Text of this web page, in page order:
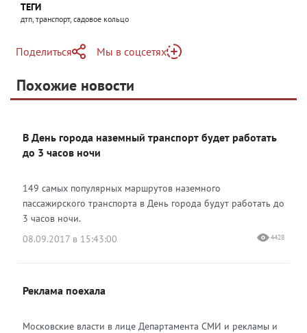
ТЕГИ
дтп, транспорт, садовое кольцо
Поделиться
Telegram
Одноклассники
Мы в соцсетях
Яндекс Дзен
Похожие новости
В День города наземный транспорт будет работать
до 3 часов ночи
149 самых популярных маршрутов наземного
пассажирского транспорта в День города будут работать до
3 часов ночи.
08.09.2017 в 15:43:00
4428
Реклама поехала
Московские власти в лице Департамента СМИ и рекламы и